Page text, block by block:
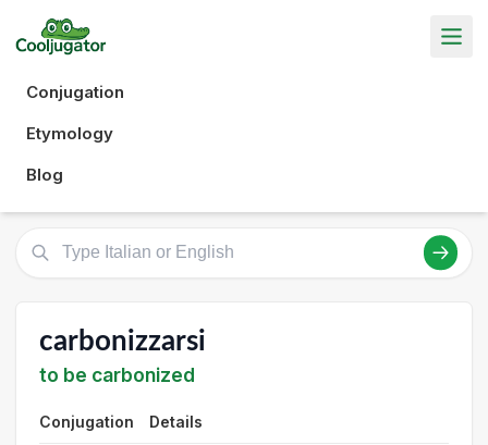
Conjugation
Etymology
Blog
carbonizzarsi
to be carbonized
Conjugation Details